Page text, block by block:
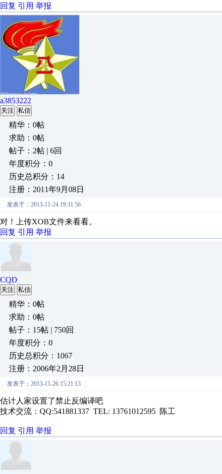
回复 引用 举报
a3853222
关注 私信
精华：0帖
求助：0帖
帖子：2帖 | 6回
年度积分：0
历史总积分：14
注册：2011年9月08日
发表于：2013-11-24 19:31:56
对！上传XOB文件来看看。
回复 引用 举报
CQD
关注 私信
精华：0帖
求助：0帖
帖子：15帖 | 750回
年度积分：0
历史总积分：1067
注册：2006年2月28日
发表于：2013-11-26 15:21:13
估计人家设置了禁止反编译吧
技术交流：QQ:541881337 TEL: 13761012595 陈工
回复 引用 举报